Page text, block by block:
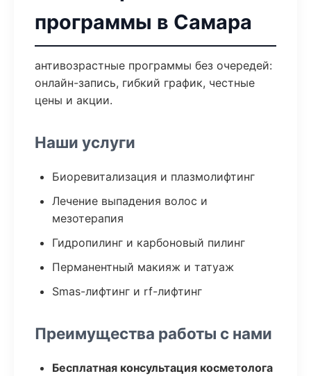
программы в Самара
антивозрастные программы без очередей:
онлайн-запись, гибкий график, честные
цены и акции.
Наши услуги
Биоревитализация и плазмолифтинг
Лечение выпадения волос и
мезотерапия
Гидропилинг и карбоновый пилинг
Перманентный макияж и татуаж
Smas-лифтинг и rf-лифтинг
Преимущества работы с нами
Бесплатная консультация косметолога